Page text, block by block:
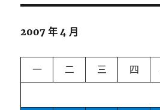
2007 年 4 月
一 二 三 四